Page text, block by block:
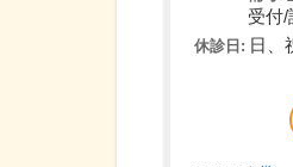
受付/
休診日: 日、